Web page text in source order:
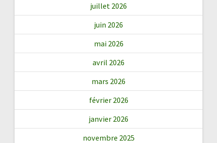
juillet 2026
juin 2026
mai 2026
avril 2026
mars 2026
février 2026
janvier 2026
novembre 2025